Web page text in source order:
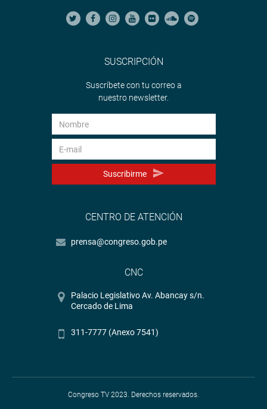
SUSCRIPCIÓN
Suscríbete con tu correo a
nuestro newsletter.
Suscribirme
CENTRO DE ATENCIÓN
prensa@congreso.gob.pe
CNC
Palacio Legislativo Av. Abancay s/n.
Cercado de Lima
311-7777 (Anexo 7541)
Congreso TV 2023. Derechos reservados.